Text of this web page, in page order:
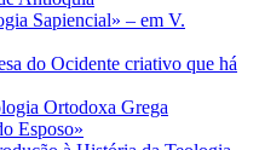
Sapiencial» – em V.
do Ocidente criativo que há
Ortodoxa Grega
Esposo»